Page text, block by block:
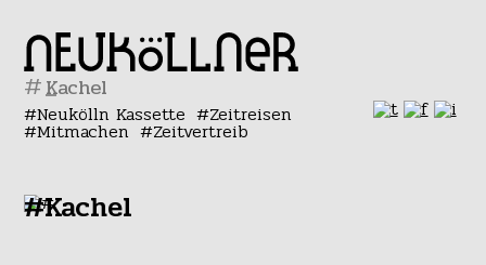
#
Neukölln Kassette Zeitreisen
Mitmachen Zeitvertreib
#Kachel